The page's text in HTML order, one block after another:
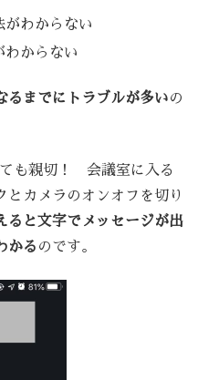
がわからない
わからない
るまでにトラブルが多いの
も親切！ 会議室に入る
カメラのオンオフを切り
ると文字でメッセージが出
かる のです。